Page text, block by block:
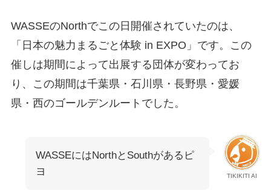
WASSEのNorthでこの日開催されていたのは、
「日本の魅力まるごと体験 in EXPO」です。この
催しは期間によって出展する団体が変わってお
り、この期間は千葉県・石川県・長野県・愛媛
県・西のゴールデンルートでした。
TIKIKITI AI
WASSEにはNorthとSouthがあるピ
ヨ